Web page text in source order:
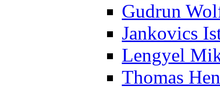
Gud­run
Jan­ko­vics
Len­gyel
Tho­mas